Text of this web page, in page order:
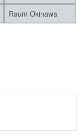
Raum Okinawa